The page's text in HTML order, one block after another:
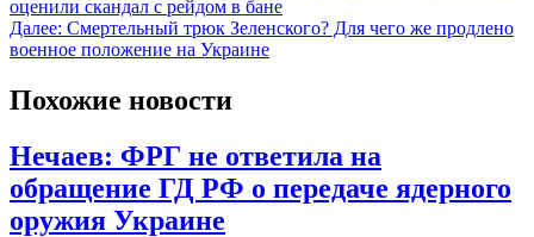
оценили скандал с рейдом в бане
Далее: Смертельный трюк Зеленского? Для чего же продлено
военное положение на Украине
Похожие новости
Нечаев: ФРГ не ответила на
обращение ГД РФ о передаче ядерного
оружия Украине